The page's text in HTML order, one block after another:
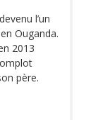
l’un
Ouganda.
2013
père.